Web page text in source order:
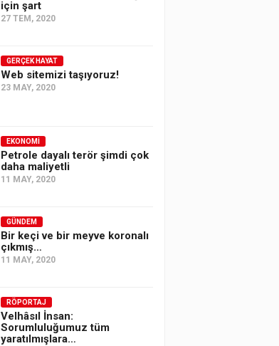
için şart
27 TEM, 2020
GERÇEK HAYAT
Web sitemizi taşıyoruz!
23 MAY, 2020
EKONOMI
Petrole dayalı terör şimdi çok
daha maliyetli
11 MAY, 2020
GÜNDEM
Bir keçi ve bir meyve koronalı
çıkmış…
11 MAY, 2020
RÖPORTAJ
Velhâsıl İnsan:
Sorumluluğumuz tüm
yaratılmışlara…